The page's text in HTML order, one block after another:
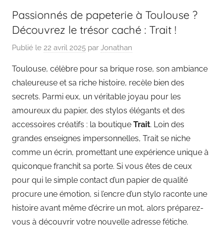
Passionnés de papeterie à Toulouse ?
Découvrez le trésor caché : Trait !
Publié le 22 avril 2025 par Jonathan
Toulouse, célèbre pour sa brique rose, son ambiance
chaleureuse et sa riche histoire, recèle bien des
secrets. Parmi eux, un véritable joyau pour les
amoureux du papier, des stylos élégants et des
accessoires créatifs : la boutique Trait. Loin des
grandes enseignes impersonnelles, Trait se niche
comme un écrin, promettant une expérience unique à
quiconque franchit sa porte. Si vous êtes de ceux
pour qui le simple contact d’un papier de qualité
procure une émotion, si l’encre d’un stylo raconte une
histoire avant même d’écrire un mot, alors préparez-
vous à découvrir votre nouvelle adresse fétiche.